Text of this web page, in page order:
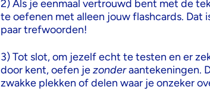
2️) Als je eenmaal vertrouwd bent met de
te oefenen met alleen jouw flashcards. Dat
paar trefwoorden!
3️) Tot slot, om jezelf echt te testen en er
door kent, oefen jezonderaantekeningen.
zwakke plekken of delen waar je onzeker